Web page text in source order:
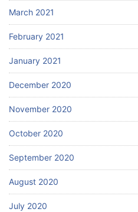
March 2021
February 2021
January 2021
December 2020
November 2020
October 2020
September 2020
August 2020
July 2020